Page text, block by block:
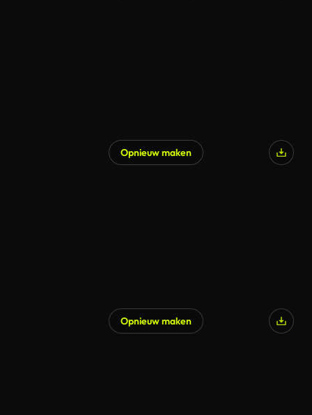
Opnieuw maken
Opnieuw maken